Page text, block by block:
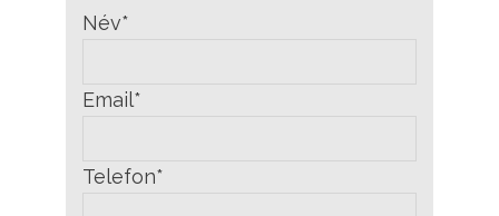
Név*
Email*
Telefon*